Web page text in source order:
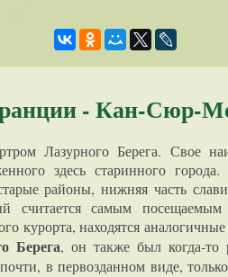
- Кан-Сюр-
Лазурного Берега. Свое
здесь старинного города.
районы, нижняя часть
считается самым посещаемым
курорта, находятся
Берега, он также был когда-то
в первозданном виде,